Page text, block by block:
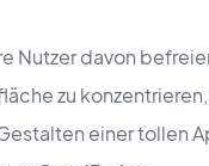
Nutzer davon
zu
einer tollen